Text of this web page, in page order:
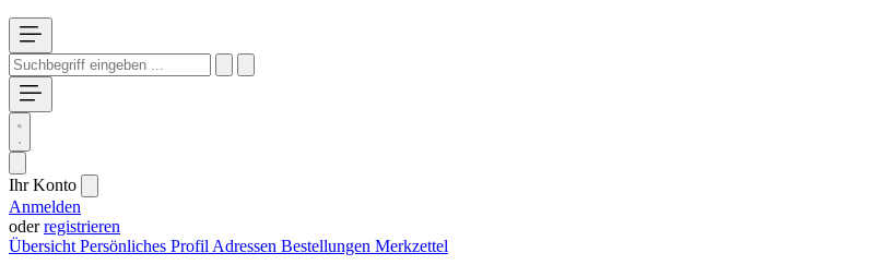
Ihr Konto
Anmelden
oderregistrieren
Übersicht Persönliches Profil Adressen Bestellungen Merkzettel